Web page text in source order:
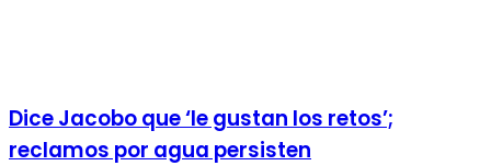
Dice Jacobo que ‘le gustan los retos’;
reclamos por agua persisten